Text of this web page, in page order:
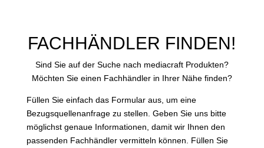
FACHHÄNDLER FINDEN!
Sind Sie auf der Suche nach mediacraft Produkten?
Möchten Sie einen Fachhändler in Ihrer Nähe finden?
Füllen Sie einfach das Formular aus, um eine
Bezugsquellenanfrage zu stellen. Geben Sie uns bitte
möglichst genaue Informationen, damit wir Ihnen den
passenden Fachhändler vermitteln können. Füllen Sie